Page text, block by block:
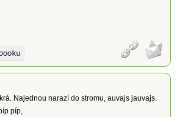
Najednou narazí do stromu, auvajs jauvajs.
píp,